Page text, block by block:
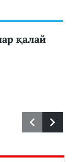
қалай